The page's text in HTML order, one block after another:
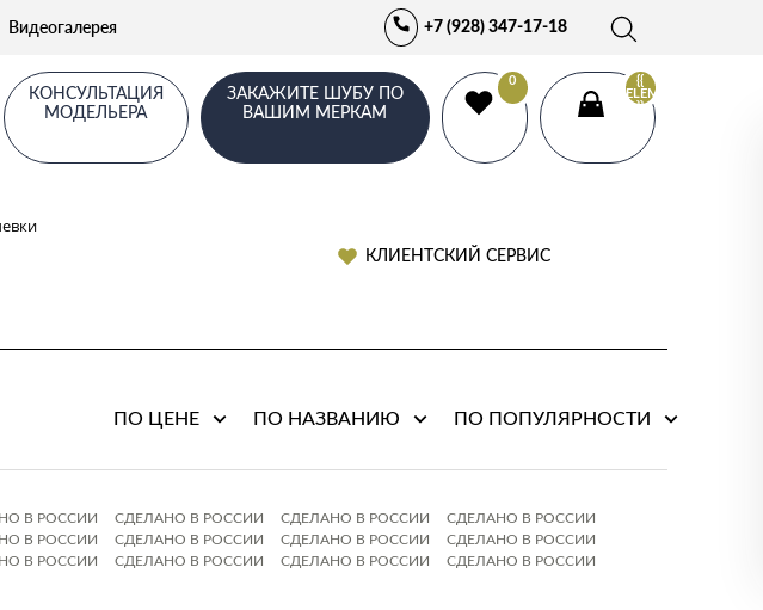
Видеогалерея +7 (928) 347-17-18
КОНСУЛЬТАЦИЯ
МОДЕЛЬЕРА
ЗАКАЖИТЕ ШУБУ ПО
ВАШИМ МЕРКАМ
0
{{
ELEMENTS.LENGTH
}}
КЛИЕНТСКИЙ СЕРВИС
ПО ЦЕНЕ ПО НАЗВАНИЮ ПО ПОПУЛЯРНОСТИ
В РОССИИ СДЕЛАНО В РОССИИ СДЕЛАНО В РОССИИ
СДЕЛАНО В РОССИИ
В РОССИИ СДЕЛАНО В РОССИИ СДЕЛАНО В РОССИИ
СДЕЛАНО В РОССИИ
В РОССИИ СДЕЛАНО В РОССИИ СДЕЛАНО В РОССИИ
СДЕЛАНО В РОССИИ